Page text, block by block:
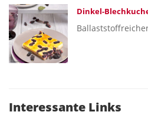
Dinkel-
Interessante Links